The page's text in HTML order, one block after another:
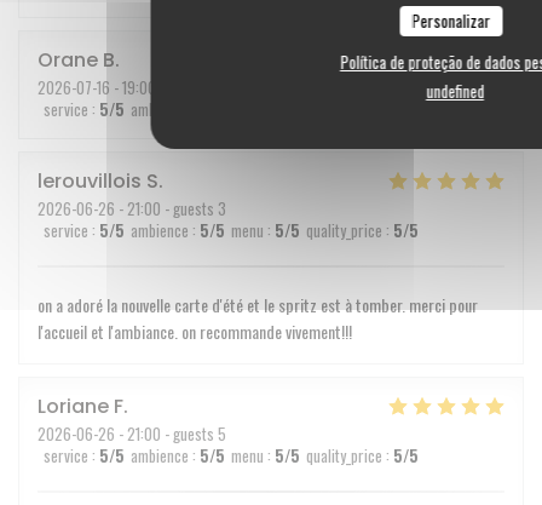
Personalizar
Política de proteção de dados
undefined
Orane B
2026-07-16 - 19:00 - guests 6
service : 5/5 ambience
lerouvillois S
2026-06-26 - 21:00 - guests 3
service : 5/5 ambience : 5/5 menu : 5/5 quality_price : 5/5
on a adoré la nouvelle carte d'été et le spritz est à tomber. merci pour
l'accueil et l'ambiance. on recommande vivement!!!
Loriane F
2026-06-26 - 21:00 - guests 5
service : 5/5 ambience : 5/5 menu : 5/5 quality_price : 5/5